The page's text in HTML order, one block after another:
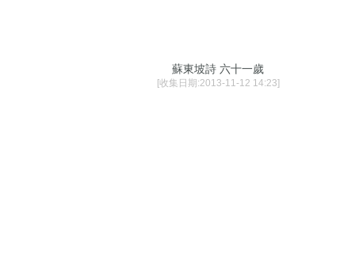
蘇東坡詩 六十一歲
[收集日期:2013-11-12 14:23]